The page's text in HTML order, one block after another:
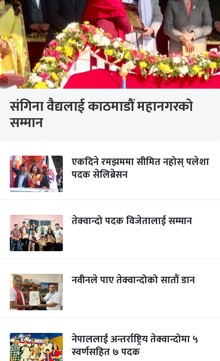
संगिना वैद्यलाई काठमाडौं महानगरको
सम्मान
एकदिने रमझममा सीमित नहोस् पलेशा
पदक सेलिब्रेसन
तेक्वान्दो पदक विजेतालाई सम्मान
नवीनले पाए तेक्वान्दोको सातौं डान
नेपाललाई अन्तर्राष्ट्रिय तेक्वान्दोमा ५
स्वर्णसहित ७ पदक